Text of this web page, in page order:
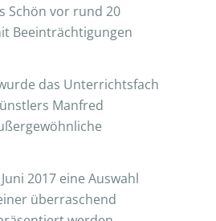
Schön vor rund 20
Beeinträchtigungen
das Unterrichtsfach
Manfred
2017 eine Auswahl
überraschend